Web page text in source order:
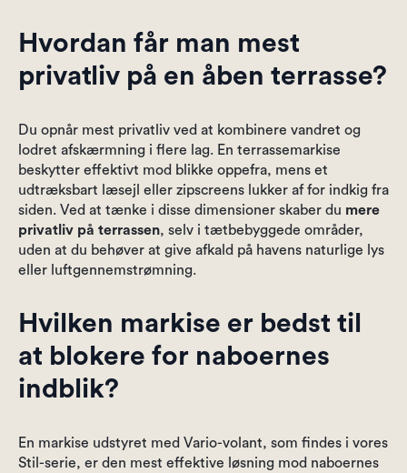
Hvordan får man mest
privatliv på en åben terrasse?
Du opnår mest privatliv ved at kombinere vandret og
lodret afskærmning i flere lag. En terrassemarkise
beskytter effektivt mod blikke oppefra, mens et
udtræksbart læsejl eller zipscreens lukker af for indkig fra
siden. Ved at tænke i disse dimensioner skaber du mere
privatliv på terrassen, selv i tætbebyggede områder,
uden at du behøver at give afkald på havens naturlige lys
eller luftgennemstrømning.
Hvilken markise er bedst til
at blokere for naboernes
indblik?
En markise udstyret med Vario-volant, som findes i vores
Stil-serie, er den mest effektive løsning mod naboernes